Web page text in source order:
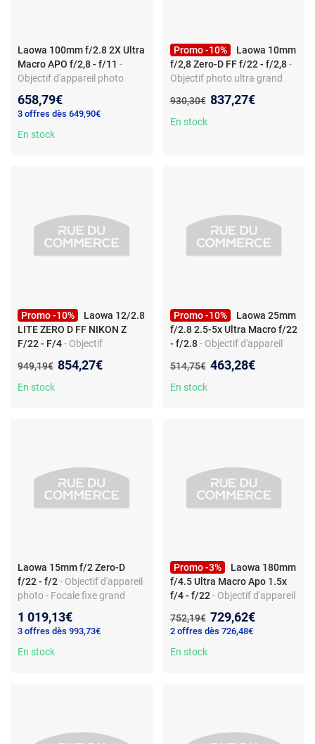
Laowa 100mm f/2.8 2X Ultra
Macro APO f/2,8 - f/11 -
Objectif d'appareil photo
100 mm - Rapport 2:1 - 9
lamelles
658,79€
3 offres dès 649,90€
En stock
Promo -10%
Laowa 10mm
f/2,8 Zero-D FF f/22 - f/2,8 -
Objectif photo ultra grand
Ouverture f/2,8
Ancien prix :
930,30€ Nouveau prix :
837,27€
En stock
Promo -10%
Laowa 12/2.8
LITE ZERO D FF NIKON Z
F/22 - F/4- Objectif
- Monture Nikon Z - f/22 - f/4
- grand angle
Ancien prix :
949,19€ Nouveau prix :
854,27€
En stock
Promo -10%
Laowa 25mm
f/2.8 2.5-5x Ultra Macro f/22
- f/2.8 - Objectif d'appareil
FE - grossissement 5x - f/2.8
- 8 lamelles
Ancien prix :
514,75€ Nouveau prix :
463,28€
En stock
Laowa 15mm f/2 Zero-D
f/22 - f/2- Objectif d'appareil
photo - Focale fixe grand
Ouverture f/2
1 019,13€
3 offres dès 993,73€
En stock
Promo -3%
Laowa 180mm
f/4.5 Ultra Macro Apo 1.5x
f/4 - f/22 - Objectif d'appareil
Nikon Z - f/4 - rapport 1,5x - 9
lamelles
Ancien prix :
752,19€ Nouveau prix :
729,62€
2 offres dès 726,48€
En stock